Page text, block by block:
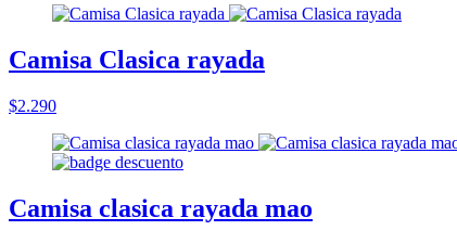
Camisa Clasica rayada
$2.290
Camisa clasica rayada mao